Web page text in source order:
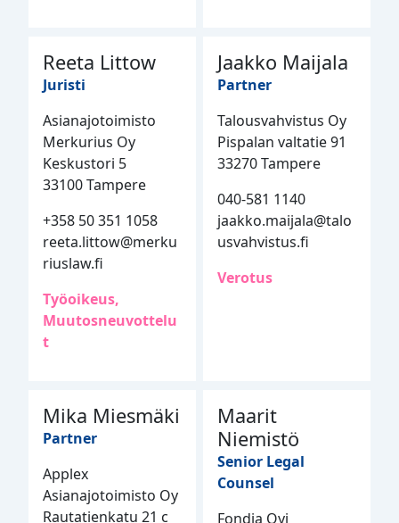
Reeta Littow
Juristi
Asianajotoimisto
Merkurius Oy
Keskustori 5
33100 Tampere
+358 50 351 1058
reeta.littow@merku
riuslaw.fi
Työoikeus,
Muutosneuvottelu
t
Jaakko Maijala
Partner
Talousvahvistus Oy
Pispalan valtatie 91
33270 Tampere
040-581 1140
jaakko.maijala@talo
usvahvistus.fi
Verotus
Mika Miesmäki
Partner
Applex
Asianajotoimisto Oy
Rautatienkatu 21 c
Maarit
Niemistö
Senior Legal
Counsel
Fondia Oyj